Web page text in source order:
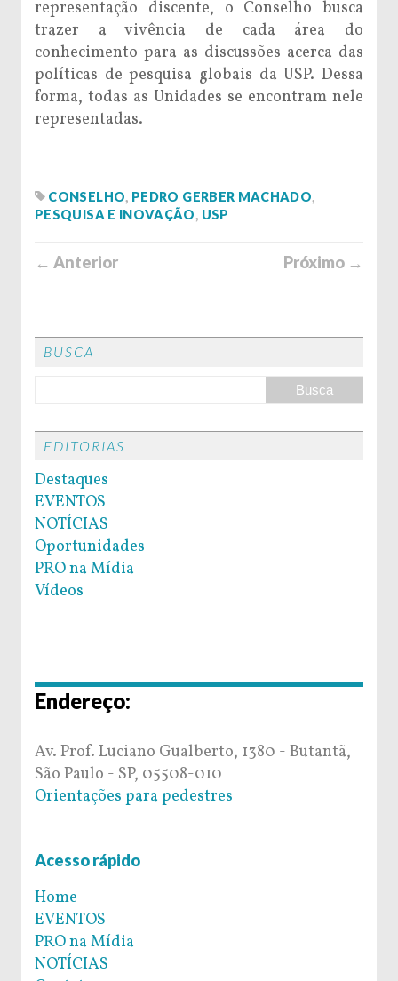
representação discente, o Conselho busca
trazer a vivência de cada área do
conhecimento para as discussões acerca das
políticas de pesquisa globais da USP. Dessa
forma, todas as Unidades se encontram nele
representadas.
CONSELHO, PEDRO GERBER MACHADO,
PESQUISA E INOVAÇÃO, USP
← Anterior Próximo →
BUSCA
EDITORIAS
Destaques
EVENTOS
NOTÍCIAS
Oportunidades
PRO na Mídia
Vídeos
Endereço:
Av. Prof. Luciano Gualberto, 1380 - Butantã,
São Paulo - SP, 05508-010
Orientações para pedestres
Acesso rápido
Home
EVENTOS
PRO na Mídia
NOTÍCIAS